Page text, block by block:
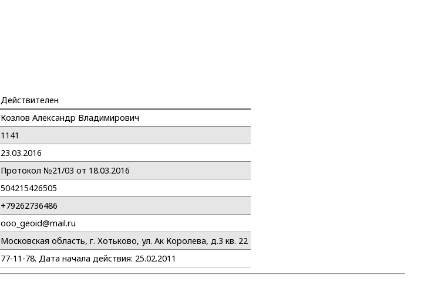
Действителен
Козлов Александр Владимирович
1141
23.03.2016
Протокол №21/03 от 18.03.2016
504215426505
+79262736486
ooo_geoid@mail.ru
Московская область, г. Хотьково, ул. Ак Королева, д.3 кв. 22
77-11-78. Дата начала действия: 25.02.2011